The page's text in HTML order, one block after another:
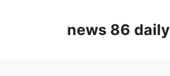
news 86 daily